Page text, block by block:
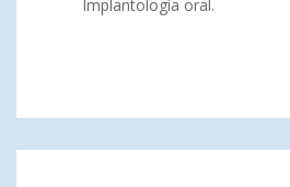
Implantología oral.